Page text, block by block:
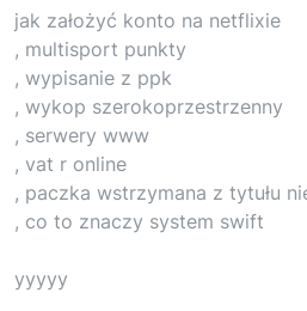
jak założyć konto na netflixie
, multisport punkty
, wypisanie z ppk
, wykop szerokoprzestrzenny
, serwery www
, vat r online
, paczka wstrzymana z tytułu
, co to znaczy system swift
yyyyy